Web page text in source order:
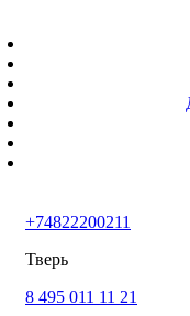
+74822200211
Каталог товаров
Игровое
+74822200211
Тверь
8 495 011 11 21